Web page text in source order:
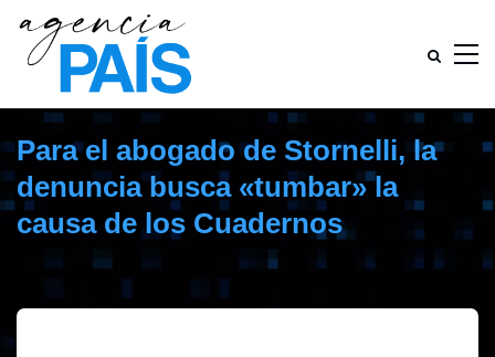
Para el abogado de Stornelli, la
denuncia busca «tumbar» la
causa de los Cuadernos